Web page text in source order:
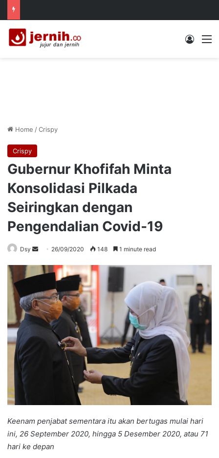
Log In
Home /Crispy
Crispy
Gubernur Khofifah Minta
Konsolidasi Pilkada
Seiringkan dengan
Pengendalian Covid-19
Dsy
Send
email
26/09/2020 148 1 minute read
Keenam penjabat sementara itu akan bertugas mulai hari
ini, 26 September 2020, hingga 5 Desember 2020, atau 71
hari ke depan